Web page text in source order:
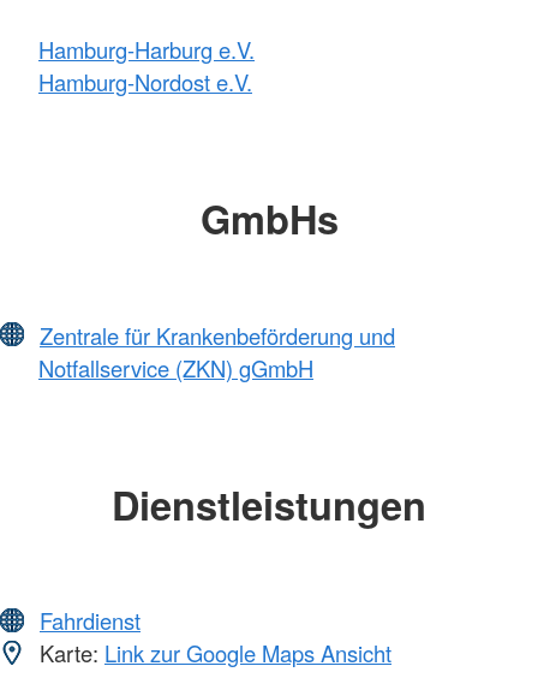
Hamburg-Harburg e.V.
Hamburg-Nordost e.V.
GmbHs
Zentrale für Krankenbeförderung und
Notfallservice (ZKN) gGmbH
Dienstleistungen
Fahrdienst
Karte: Link zur Google Maps Ansicht